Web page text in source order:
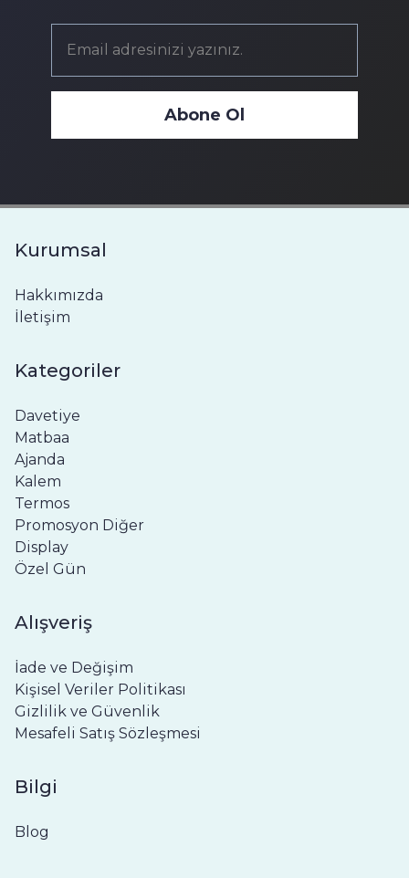
Abone Ol
Kurumsal
Hakkımızda
İletişim
Kategoriler
Davetiye
Matbaa
Ajanda
Kalem
Termos
Promosyon Diğer
Display
Özel Gün
Alışveriş
İade ve Değişim
Kişisel Veriler Politikası
Gizlilik ve Güvenlik
Mesafeli Satış Sözleşmesi
Bilgi
Blog